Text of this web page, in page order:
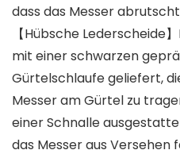
dass das Messer
【Hübsche Lederscheide
mit einer schwarzen
Gürtelschlaufe geliefert,
Messer am Gürtel zu
einer Schnalle
das Messer aus Versehen